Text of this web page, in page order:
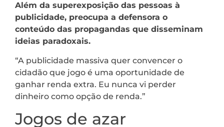
Além da superexposição das pessoas à
publicidade, preocupa a defensora o
conteúdo das propagandas que disseminam
ideias paradoxais.
“A publicidade massiva quer convencer o
cidadão que jogo é uma oportunidade de
ganhar renda extra. Eu nunca vi perder
dinheiro como opção de renda.”
Jogos de azar